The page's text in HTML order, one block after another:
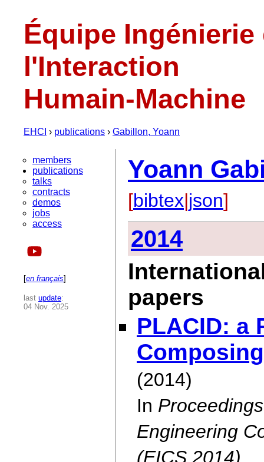
Équipe Ingénierie
l'Interaction
Humain-Machine
EHCI › publications › Gabillon, Yoann
members
publications
talks
contracts
demos
jobs
access
[en français]
last update:
04 Nov. 2025
Yoann
[bibtex|json]
2014
papers
PLACID: a
(2014)
In
Engineering
(EICS 2014).